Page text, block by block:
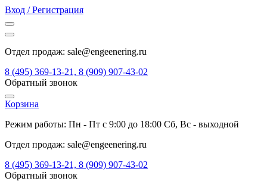
Вход / Регистрация
Отдел продаж: sale@engeenering.ru
8 (495) 369-13-21, 8 (909) 907-43-02
Обратный звонок
Корзина
Режим работы: Пн - Пт с 9:00 до 18:00 Сб, Вс - выходной
Отдел продаж: sale@engeenering.ru
8 (495) 369-13-21, 8 (909) 907-43-02
Обратный звонок